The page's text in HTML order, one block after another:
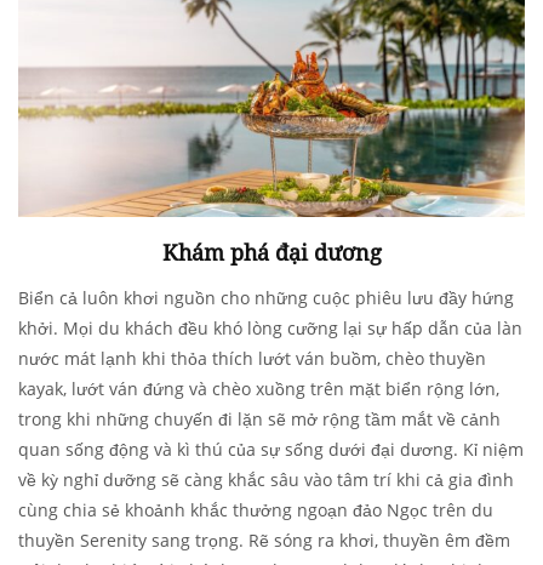
Khám phá đại dương
Biển cả luôn khơi nguồn cho những cuộc phiêu lưu đầy hứng
khởi. Mọi du khách đều khó lòng cưỡng lại sự hấp dẫn của làn
nước mát lạnh khi thỏa thích lướt ván buồm, chèo thuyền
kayak, lướt ván đứng và chèo xuồng trên mặt biển rộng lớn,
trong khi những chuyến đi lặn sẽ mở rộng tầm mắt về cảnh
quan sống động và kì thú của sự sống dưới đại dương. Kỉ niệm
về kỳ nghỉ dưỡng sẽ càng khắc sâu vào tâm trí khi cả gia đình
cùng chia sẻ khoảnh khắc thưởng ngoạn đảo Ngọc trên du
thuyền Serenity sang trọng. Rẽ sóng ra khơi, thuyền êm đềm